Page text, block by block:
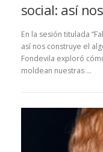
social: así
En la sesión titulada
así nos construye el
Fondevila exploró
moldean nuestras …